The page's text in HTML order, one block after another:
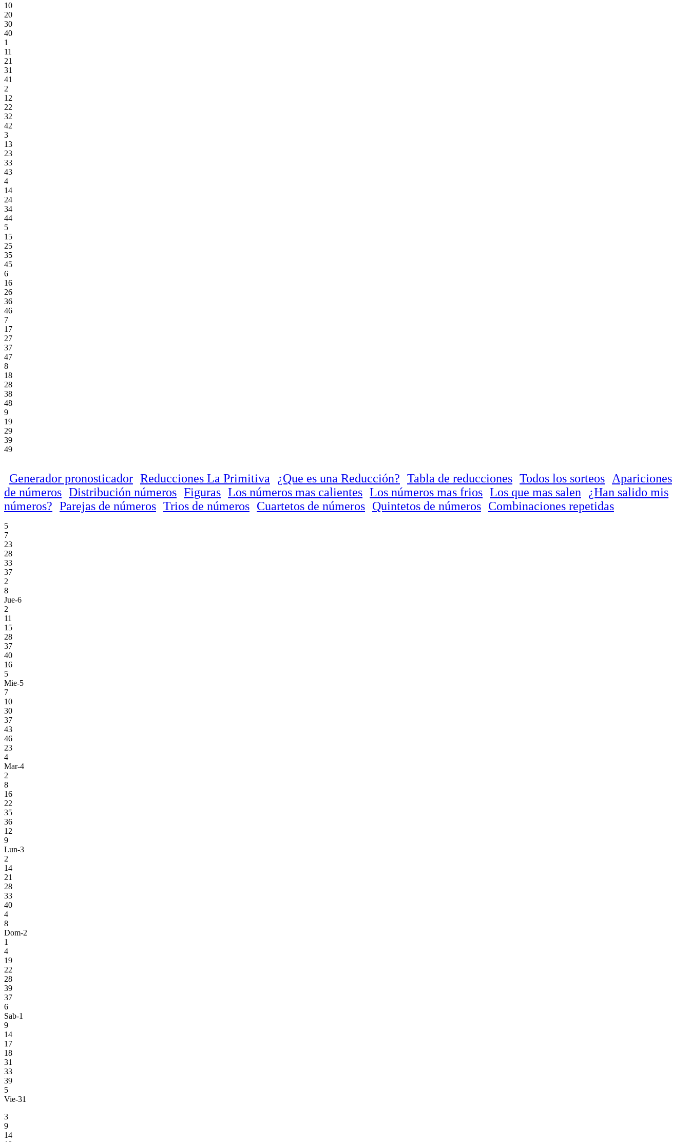
10
20
30
40
1
11
21
31
41
2
12
22
32
42
3
13
23
33
43
4
14
24
34
44
5
15
25
35
45
6
16
26
36
46
7
17
27
37
47
8
18
28
38
48
9
19
29
39
49
Generador pronosticador Reducciones La Primitiva ¿Que es una Reducción? Tabla de reducciones Todos los sorteos
Apariciones
de números Distribución números Figuras Los números mas calientes Los números mas frios Los que mas salen
¿Han salido mis
números? Parejas de números Trios de números Cuartetos de números Quintetos de números Combinaciones repetidas
5
7
23
28
33
37
2
8
Jue-6
2
11
15
28
37
40
16
5
Mie-5
7
10
30
37
43
46
23
4
Mar-4
2
8
16
22
35
36
12
9
Lun-3
2
14
21
28
33
40
4
8
Dom-2
1
4
19
22
28
39
37
6
Sab-1
9
14
17
18
31
33
39
5
Vie-31
3
9
14